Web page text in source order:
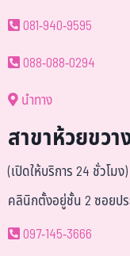
081-940-9595
088-088-0294
นำทาง
สาขาห้วยขวา
(เปิดให้บริการ 24 ชั่วโมง)
คลินิกตั้งอยู่ชั้น 2 ซอยปร
097-145-3666